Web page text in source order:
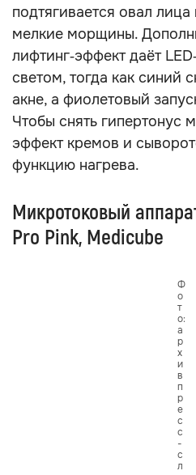
подтягивается овал
мелкие морщины.
лифтинг‑эффект даёт
светом, тогда как синий
акне, а фиолетовый
Чтобы снять гипертонус
эффект кремов и
функцию нагрева.
Микротоковый
Pro Pink, Medicube
Ф
о
т
о:
а
р
х
и
в
п
р
е
с
с
-
с
л